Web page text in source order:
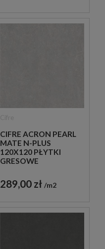
CIFRE ACRON PEARL
MATE N-PLUS
120X120 PŁYTKI
GRESOWE
289,00 zł m2